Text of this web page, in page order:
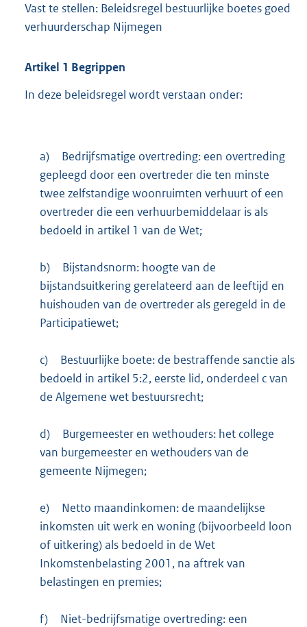
Vast te stellen: Beleidsregel bestuurlijke boetes goed
verhuurderschap Nijmegen
Artikel 1 Begrippen
In deze beleidsregel wordt verstaan onder:
a)
Bedrijfsmatige overtreding: een overtreding
gepleegd door een overtreder die ten minste
twee zelfstandige woonruimten verhuurt of een
overtreder die een verhuurbemiddelaar is als
bedoeld in artikel 1 van de Wet;
b)
Bijstandsnorm: hoogte van de
bijstandsuitkering gerelateerd aan de leeftijd en
huishouden van de overtreder als geregeld in de
Participatiewet;
c)
Bestuurlijke boete: de bestraffende sanctie als
bedoeld in artikel 5:2, eerste lid, onderdeel c van
de Algemene wet bestuursrecht;
d)
Burgemeester en wethouders: het college
van burgemeester en wethouders van de
gemeente Nijmegen;
e)
Netto maandinkomen: de maandelijkse
inkomsten uit werk en woning (bijvoorbeeld loon
of uitkering) als bedoeld in de Wet
Inkomstenbelasting 2001, na aftrek van
belastingen en premies;
f)
Niet-bedrijfsmatige overtreding: een